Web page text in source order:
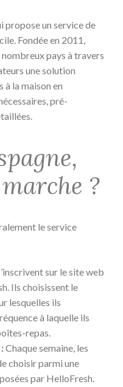
propose un service de
Fondée en 2011,
pays à travers
une solution
la maison en
pré-
?
le service
sur le site web
Ils choisissent le
lesquelles ils
à laquelle ils
repas.
Chaque semaine, les
choisir parmi une
par HelloFresh.